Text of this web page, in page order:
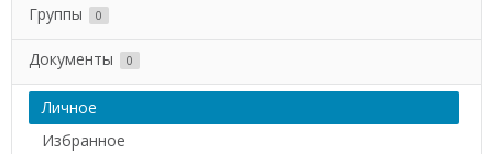
Группы 0
Документы 0
Личное
Избранное